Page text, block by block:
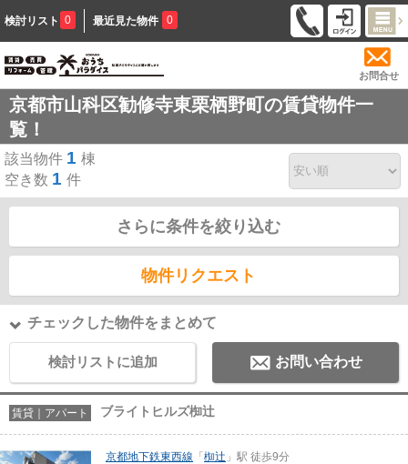
検討リスト 0 最近見た物件 0
お問合せ
京都市山科区勧修寺東栗栖野町の賃貸物件一
覧！
該当物件 1 棟
空き数 1 件
さらに条件を絞り込む
物件リクエスト
チェックした物件をまとめて
検討リストに追加 お問い合わせ
賃貸｜アパート ブライトヒルズ椥辻
京都地下鉄東西線 「 椥辻 」駅 徒歩9分